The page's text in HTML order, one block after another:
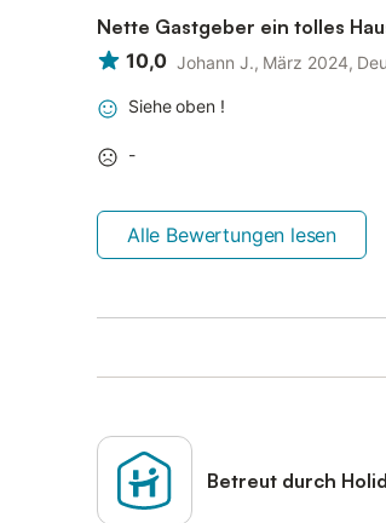
Nette Gastgeber ein tolles
10,0 Johann J., März 2024,
Siehe oben !
-
Alle Bewertungen lesen
Betreut durch